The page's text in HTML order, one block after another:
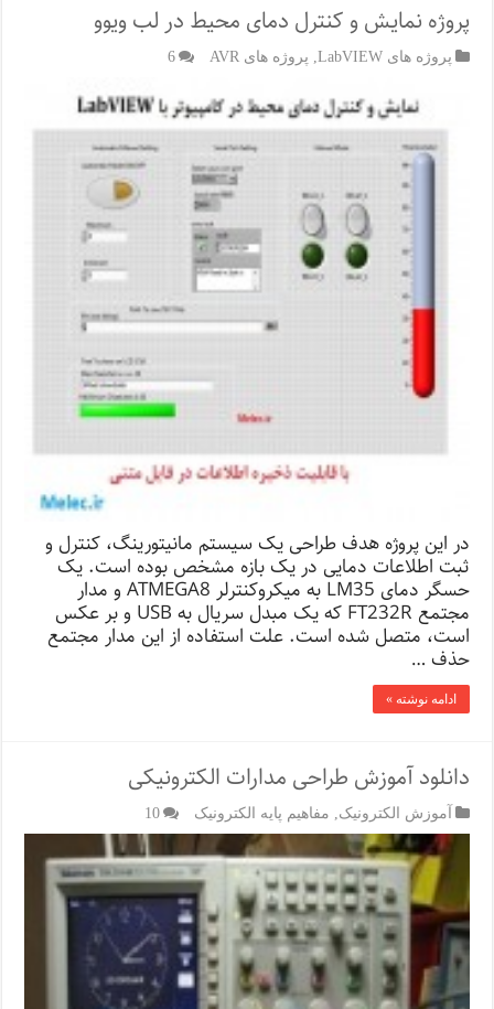
پروژه نمایش و کنترل دمای محیط در لب ویوو
پروژه های LabVIEW پروژه های AVR 6
در این پروژه هدف طراحی یک سیستم مانیتورینگ، کنترل و
ثبت اطلاعات دمایی در یک بازه مشخص بوده است. یک
حسگر دمای LM35 به میکروکنترلر ATMEGA8 و مدار
مجتمع FT232R که یک مبدل سریال به USB و بر عکس
است، متصل شده است. علت استفاده از این مدار مجتمع
حذف …
ادامه نوشته »
دانلود آموزش طراحی مدارات الکترونیکی
آموزش الکترونیک مفاهیم پایه الکترونیک 10